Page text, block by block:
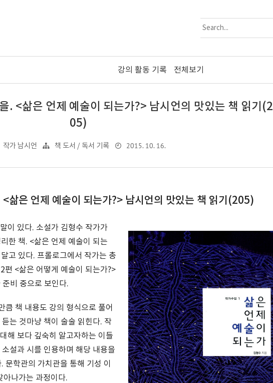
강의 활동 기록 전체보기
. <삶은 언제 예술이 되는가?> 남시언의 맛있는 책 읽기(2
05)
작가 남시언 책 도서 / 독서 기록 2015. 10. 16.
삶은 언제 예술이 되는가?> 남시언의 맛있는 책 읽기(205)
이 있다. 소설가 김형수 작가가
한 책. <삶은 언제 예술이 되는
고 있다. 프롤로그에서 작가는 총
편 <삶은 어떻게 예술이 되는가?>
비 중으로 보인다.
큼 책 내용도 강의 형식으로 풀어
는 것마냥 책이 술술 읽힌다. 작
해 보다 깊숙히 알고자하는 이들
설과 시를 인용하며 해당 내용을
학관의 가치관을 통해 기성 이
아나가는 과정이다.